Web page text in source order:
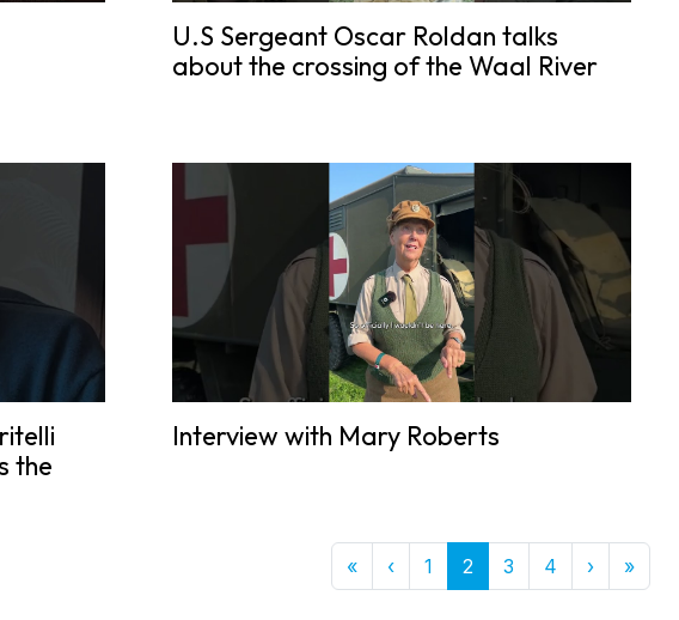
U.S Sergeant Oscar Roldan talks
about the crossing of the Waal River
the
Interview with Mary Roberts
«First
‹Previous
1 2 3 4 › Next
»Last